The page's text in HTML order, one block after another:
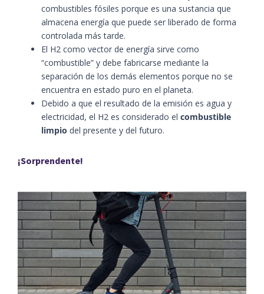
combustibles fósiles porque es una sustancia que
almacena energía que puede ser liberado de forma
controlada más tarde.
El H2 como vector de energía sirve como
“combustible” y debe fabricarse mediante la
separación de los demás elementos porque no se
encuentra en estado puro en el planeta.
Debido a que el resultado de la emisión es agua y
electricidad, el H2 es considerado el combustible
limpio del presente y del futuro.
¡Sorprendente!